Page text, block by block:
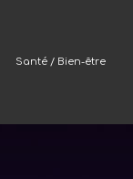
Santé / Bien-être